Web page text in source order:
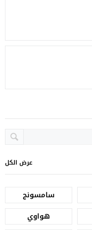
عرض الكل
سامسونج
هواوي